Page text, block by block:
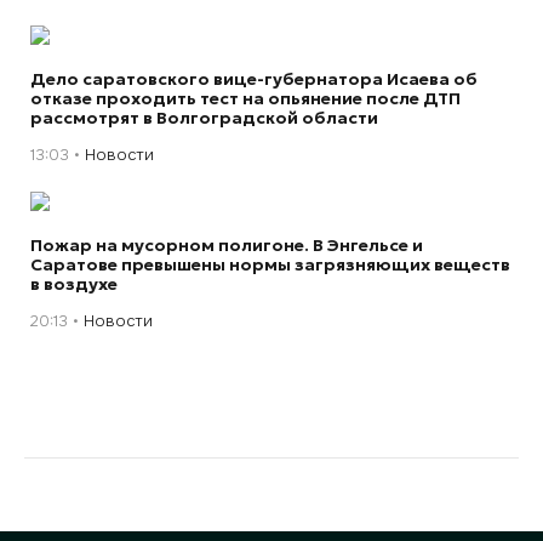
Дело саратовского вице-губернатора Исаева об
отказе проходить тест на опьянение после ДТП
рассмотрят в Волгоградской области
13:03 Новости
Пожар на мусорном полигоне. В Энгельсе и
Саратове превышены нормы загрязняющих веществ
в воздухе
20:13 Новости